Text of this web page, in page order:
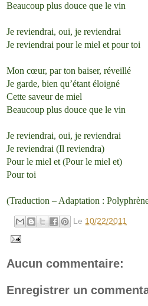
Beaucoup plus douce que le vin
Je reviendrai, oui, je reviendrai
Je reviendrai pour le miel et pour toi
Mon cœur, par ton baiser, réveillé
Je garde, bien qu’étant éloigné
Cette saveur de miel
Beaucoup plus douce que le vin
Je reviendrai, oui, je reviendrai
Je reviendrai (Il reviendra)
Pour le miel et (Pour le miel et)
Pour toi
(Traduction – Adaptation :
Le 10/22/2011
Aucun commentaire:
Enregistrer un